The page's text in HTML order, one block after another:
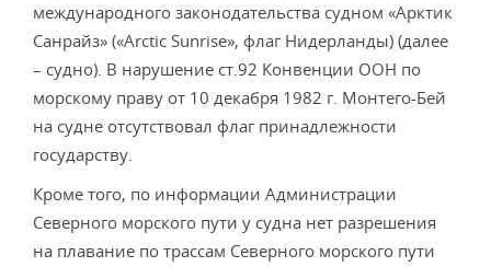
международного законодательства судном «Арктик
Санрайз» («Arctic Sunrise», флаг Нидерланды) (далее
– судно). В нарушение ст.92 Конвенции ООН по
морскому праву от 10 декабря 1982 г. Монтего-Бей
на судне отсутствовал флаг принадлежности
государству.
Кроме того, по информации Администрации
Северного морского пути у судна нет разрешения
на плавание по трассам Северного морского пути